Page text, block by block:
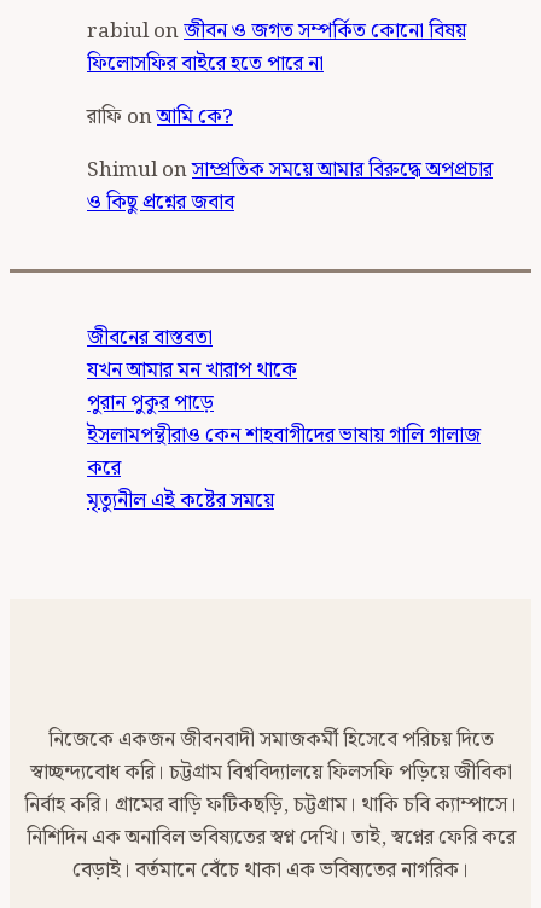
rabiulonজীবন ও জগত সম্পর্কিত কোনো বিষয়
ফিলোসফির বাইরে হতে পারে না
রাফিonআমি কে?
Shimulonসাম্প্রতিক সময়ে আমার বিরুদ্ধে অপপ্রচার
ও কিছু প্রশ্নের জবাব
জীবনের বাস্তবতা
যখন আমার মন খারাপ থাকে
পুরান পুকুর পাড়ে
ইসলামপন্থীরাও কেন শাহবাগীদের ভাষায় গালি গালাজ
করে
মৃত্যুনীল এই কষ্টের সময়ে
নিজেকে একজন জীবনবাদী সমাজকর্মী হিসেবে পরিচয় দিতে
স্বাচ্ছন্দ্যবোধ করি। চট্টগ্রাম বিশ্ববিদ্যালয়ে ফিলসফি পড়িয়ে জীবিকা
নির্বাহ করি। গ্রামের বাড়ি ফটিকছড়ি, চট্টগ্রাম। থাকি চবি ক্যাম্পাসে।
নিশিদিন এক অনাবিল ভবিষ্যতের স্বপ্ন দেখি। তাই, স্বপ্নের ফেরি করে
বেড়াই। বর্তমানে বেঁচে থাকা এক ভবিষ্যতের নাগরিক।